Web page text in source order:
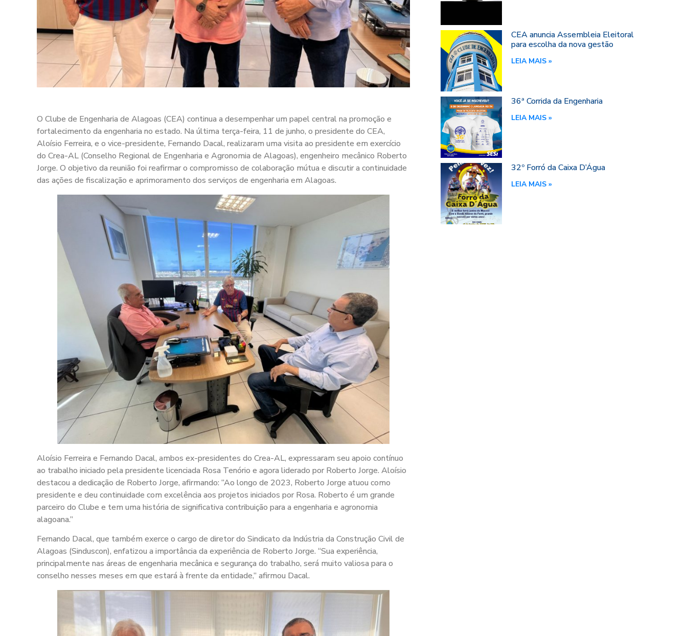
O Clube de Engenharia de Alagoas (CEA) continua a desempenhar um papel central na promoção e
fortalecimento da engenharia no estado. Na última terça-feira, 11 de junho, o presidente do CEA,
Aloísio Ferreira, e o vice-presidente, Fernando Dacal, realizaram uma visita ao presidente em exercício
do Crea-AL (Conselho Regional de Engenharia e Agronomia de Alagoas), engenheiro mecânico Roberto
Jorge. O objetivo da reunião foi reafirmar o compromisso de colaboração mútua e discutir a continuidade
das ações de fiscalização e aprimoramento dos serviços de engenharia em Alagoas.
Aloísio Ferreira e Fernando Dacal, ambos ex-presidentes do Crea-AL, expressaram seu apoio contínuo
ao trabalho iniciado pela presidente licenciada Rosa Tenório e agora liderado por Roberto Jorge. Aloísio
destacou a dedicação de Roberto Jorge, afirmando: “Ao longo de 2023, Roberto Jorge atuou como
presidente e deu continuidade com excelência aos projetos iniciados por Rosa. Roberto é um grande
parceiro do Clube e tem uma história de significativa contribuição para a engenharia e agronomia
alagoana.”
Fernando Dacal, que também exerce o cargo de diretor do Sindicato da Indústria da Construção Civil de
Alagoas (Sinduscon), enfatizou a importância da experiência de Roberto Jorge. “Sua experiência,
principalmente nas áreas de engenharia mecânica e segurança do trabalho, será muito valiosa para o
conselho nesses meses em que estará à frente da entidade,” afirmou Dacal.
CEA anuncia Assembleia Eleitoral
para escolha da nova gestão
LEIA MAIS »
36ª Corrida da Engenharia
LEIA MAIS »
32º Forró da Caixa D’Água
LEIA MAIS »